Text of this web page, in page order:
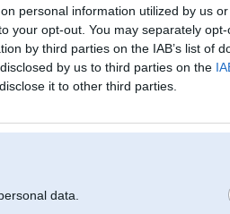
personal information utilized by us
your opt-out. You may separately
by third parties on the IAB’s list of
by us to third parties on the
it to other third parties.
data.
līdz pat robežai ar Kāpu ielu.
2024, 19:05:31 ]
bojājumiem,man čoms vienā tādā rukā,teica,ka